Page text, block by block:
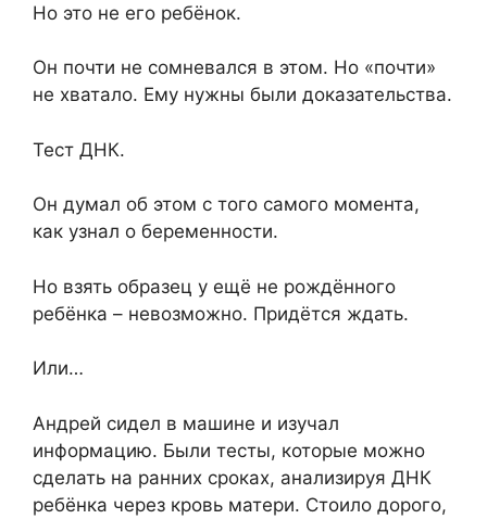
Но это не его ребёнок.
Он почти не сомневался в этом. Но «почти»
не хватало. Ему нужны были доказательства.
Тест ДНК.
Он думал об этом с того самого момента,
как узнал о беременности.
Но взять образец у ещё не рождённого
ребёнка – невозможно. Придётся ждать.
Или…
Андрей сидел в машине и изучал
информацию. Были тесты, которые можно
сделать на ранних сроках, анализируя ДНК
ребёнка через кровь матери. Стоило дорого,